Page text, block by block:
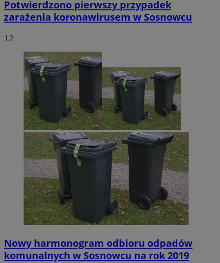
Potwierdzono pierwszy przypadek
zarażenia koronawirusem w Sosnowcu
12
Nowy harmonogram odbioru odpadów
komunalnych w Sosnowcu na rok 2019